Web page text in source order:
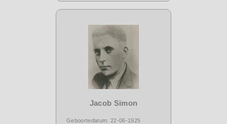
Jacob Simon
Geboortedatum: 22-06-1925